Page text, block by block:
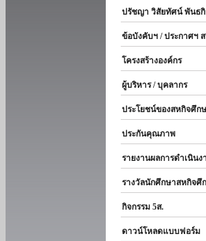
ปรัชญา วิสัยทัศน์ พันธกิ
ข้อบังคับฯ / ประกาศฯ
โครงสร้างองค์กร
ผู้บริหาร / บุคลากร
ประโยชน์ของสหกิจศึก
ประกันคุณภาพ
รายงานผลการดำเนินง
รางวัลนักศึกษาสหกิจศึ
กิจกรรม 5ส.
ดาวน์โหลดแบบฟอร์ม